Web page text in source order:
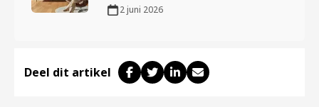
2 juni 2026
Deel dit artikel